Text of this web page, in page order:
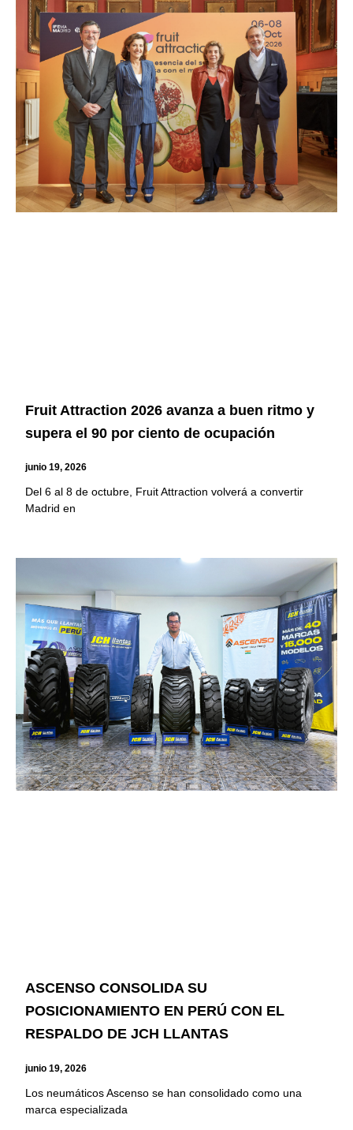
Fruit Attraction 2026 avanza a buen ritmo y
supera el 90 por ciento de ocupación
junio 19, 2026
Del 6 al 8 de octubre, Fruit Attraction volverá a convertir
Madrid en
ASCENSO CONSOLIDA SU
POSICIONAMIENTO EN PERÚ CON EL
RESPALDO DE JCH LLANTAS
junio 19, 2026
Los neumáticos Ascenso se han consolidado como una
marca especializada
PagePagePagePagePage Page